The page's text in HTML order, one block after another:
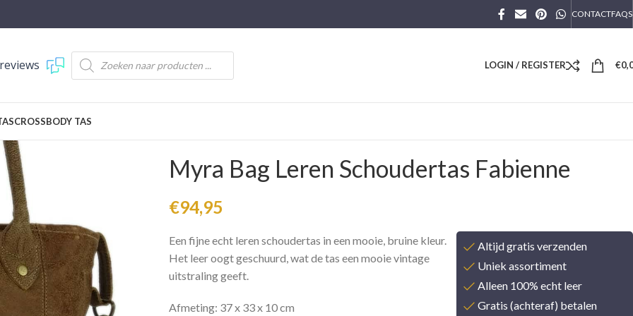
CONTACTFAQS
LOGIN / REGISTER €
CROSSBODY TAS
Myra Bag Leren Schoudertas Fabienne
€94,95
Een fijne echt leren schoudertas in een mooie, bruine kleur.
Het leer oogt geschuurd, wat de tas een mooie vintage
uitstraling geeft.
Afmeting: 37 x 33 x 10 cm
Altijd gratis verzenden
Uniek assortiment
Alleen 100% echt leer
Gratis (achteraf) betalen